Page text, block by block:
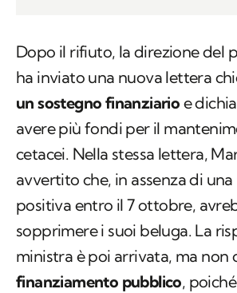
Dopo il rifiuto, la direzione del
ha inviato una nuova lettera
un sostegno finanziario e
avere più fondi per il
cetacei. Nella stessa lettera,
avvertito che, in assenza di
positiva entro il 7 ottobre,
sopprimere i suoi beluga. La
ministra è poi arrivata, ma non
finanziamento pubblico,